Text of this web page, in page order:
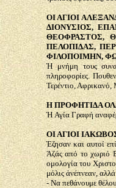
ΟΙ ΑΓΙΟΙ
ΔΙΟΝΥΣΙΟΣ,
ΘΕΟΦΡΑΣΤΟΣ,
ΠΕΛΟΠΙΔΑΣ,
ΦΙΛΟΠΟΙΜΗΝ,
Ή μνήμη τους
πληροφορίες.
Τερέντιο,
Η ΠΡΟΦΗΤΙΔΑ
Ή Αγία Γραφή
ΟΙ ΑΓΙΟΙ ΙΑΚΩΒΟΣ
Έζησαν και αυτοί
Άζάς από το χωριό
ομολογία του
μόλις άνέπνεαν,
- Να πεθάνουμε